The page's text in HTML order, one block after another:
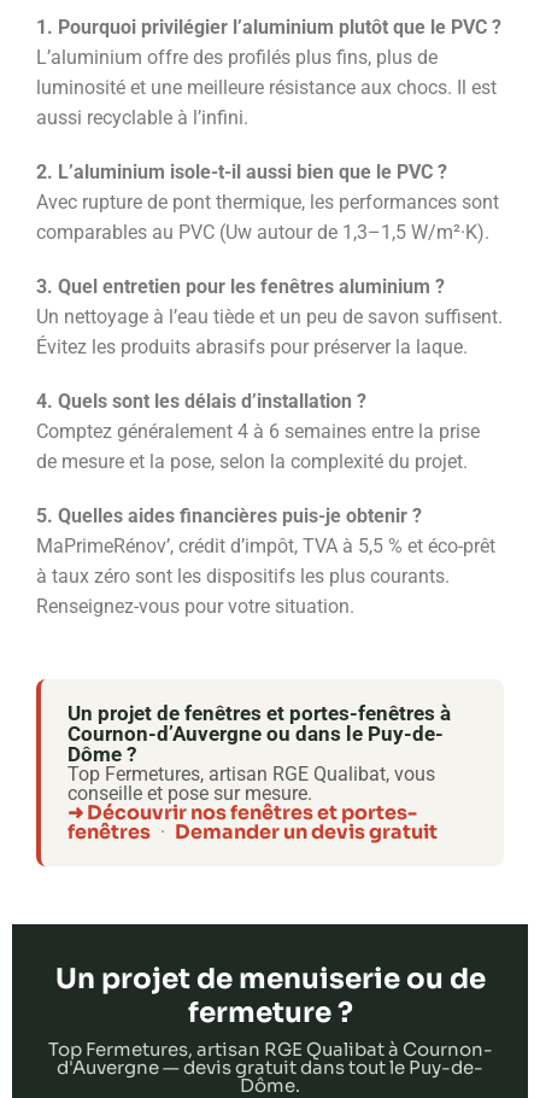
1. Pourquoi privilégier l’aluminium plutôt que le PVC ?
L’aluminium offre des profilés plus fins, plus de
luminosité et une meilleure résistance aux chocs. Il est
aussi recyclable à l’infini.
2. L’aluminium isole-t-il aussi bien que le PVC ?
Avec rupture de pont thermique, les performances sont
comparables au PVC (Uw autour de 1,3–1,5 W/m²·K).
3. Quel entretien pour les fenêtres aluminium ?
Un nettoyage à l’eau tiède et un peu de savon suffisent.
Évitez les produits abrasifs pour préserver la laque.
4. Quels sont les délais d’installation ?
Comptez généralement 4 à 6 semaines entre la prise
de mesure et la pose, selon la complexité du projet.
5. Quelles aides financières puis-je obtenir ?
MaPrimeRénov’, crédit d’impôt, TVA à 5,5 % et éco-prêt
à taux zéro sont les dispositifs les plus courants.
Renseignez-vous pour votre situation.
Un projet de fenêtres et portes-fenêtres à
Cournon-d’Auvergne ou dans le Puy-de-
Dôme ?
Top Fermetures, artisan RGE Qualibat, vous
conseille et pose sur mesure.
➜ Découvrir nos fenêtres et portes-
fenêtres · Demander un devis gratuit
Un projet de menuiserie ou de
fermeture ?
Top Fermetures, artisan RGE Qualibat à Cournon-
d'Auvergne — devis gratuit dans tout le Puy-de-
Dôme.